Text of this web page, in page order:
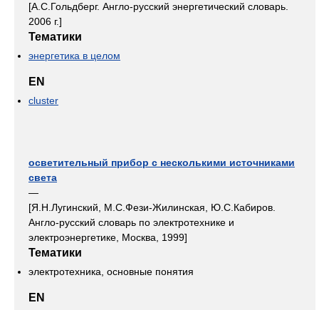
[А.С.Гольдберг. Англо-русский энергетический словарь.
2006 г.]
Тематики
энергетика в целом
EN
cluster
осветительный прибор с несколькими источниками
света
—
[Я.Н.Лугинский, М.С.Фези-Жилинская, Ю.С.Кабиров.
Англо-русский словарь по электротехнике и
электроэнергетике, Москва, 1999]
Тематики
электротехника, основные понятия
EN